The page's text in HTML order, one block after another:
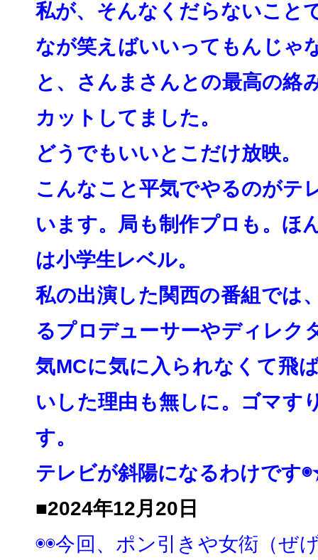
私が、そんなくだらないこと
なが笑えばいいってもんじゃ
と、
さんまさんとの最高の絡
カットしてました。
どうでもいいとこだけ放映。
こんなこと平気でやるのがテ
います。 局も制作プロも。ほ
は小学生レベル。
私の出演した関西の番組では
るプロデューサーやディレク
気MCに気に入られなくて飛
いした理由も無しに。ゴマす
す。
テレビが斜陽になるわけで
■2024年12月20日
◉◉今回、ポン引きや女衒（ぜ